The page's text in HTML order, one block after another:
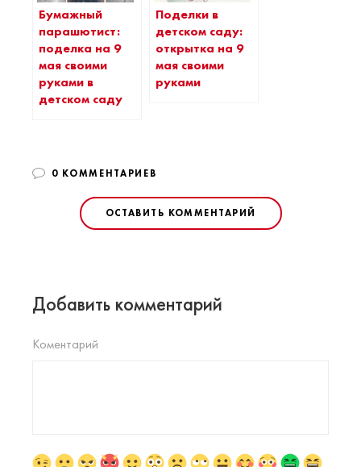
Бумажный
парашютист:
поделка на 9
мая своими
руками в
детском саду
Поделки в
детском саду:
открытка на 9
мая своими
руками
0 КОММЕНТАРИЕВ
ОСТАВИТЬ КОММЕНТАРИЙ
Добавить комментарий
Коментарий